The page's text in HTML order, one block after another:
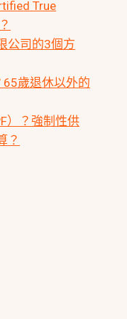
True
公司的3個方
歲退休以外的
）？強制性供
？